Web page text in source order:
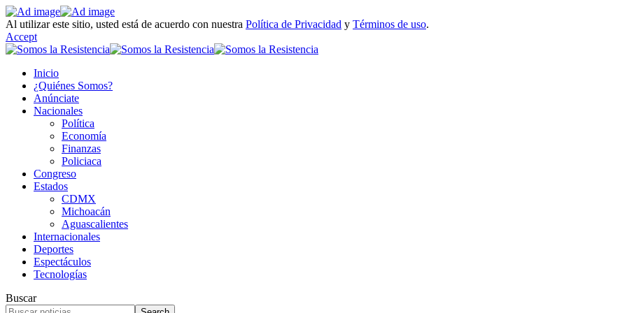
Al utilizar este sitio, usted está de acuerdo con nuestra Política de Privacidad y Términos de uso.
Accept
Inicio
¿Quiénes Somos?
Anúnciate
Nacionales
Política
Economía
Finanzas
Policiaca
Congreso
Estados
CDMX
Michoacán
Aguascalientes
Internacionales
Deportes
Espectáculos
Tecnologías
Buscar